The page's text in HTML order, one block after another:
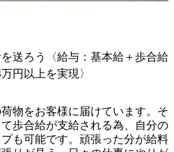
送ろう〈給与：基本給＋歩合給
円以上を実現〉
物をお客様に届けています。そ
歩合給が支給される為、自分の
も可能です。頑張った分が給料